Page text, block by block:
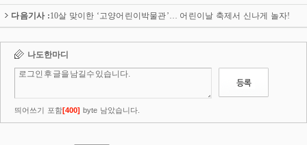
다음기사 :10살 맞이한 ‘고양어린이박물관’… 어린이날 축제서 신나게 놀자!